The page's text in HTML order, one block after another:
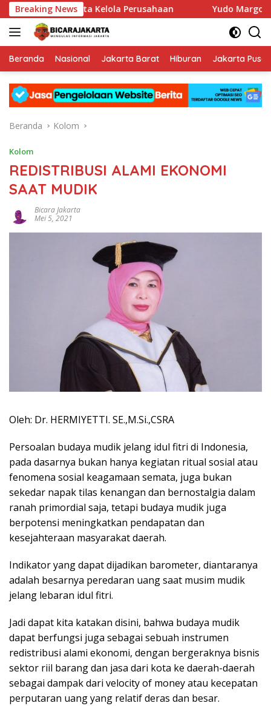
Langsung
ke
konten
Breaking News
Tata Kelola Perusahaan Yudo Margono Pimpin
Beranda Nasional Jakarta Barat Hiburan Jakarta Pusat
Beranda Kolom
Kolom
REDISTRIBUSI ALAMI EKONOMI
SAAT MUDIK
Bicara Jakarta
Mei 5, 2021
Oleh: Dr. HERMIYETTI. SE.,M.Si.,CSRA
Persoalan budaya mudik jelang idul fitri di Indonesia,
pada dasarnya bukan hanya kegiatan ritual sosial atau
fenomena sosial keagamaan semata, juga bukan
sekedar napak tilas kenangan dan bernostalgia dalam
ranah primordial saja, tetapi budaya mudik juga
berpotensi meningkatkan pendapatan dan
kesejahteraan masyarakat daerah.
Indikator yang dapat dijadikan barometer, diantaranya
adalah besarnya peredaran uang saat musim mudik
jelang lebaran idul fitri.
Jadi dapat kita katakan disini, bahwa budaya mudik
dapat berfungsi juga sebagai sebuah instrumen
redistribusi alami ekonomi, dengan bergeraknya bisnis
sektor riil barang dan jasa dari kota ke daerah-daerah
sebagai dampak dari velocity of money atau kecepatan
perputaran uang yang relatif deras dan besar.